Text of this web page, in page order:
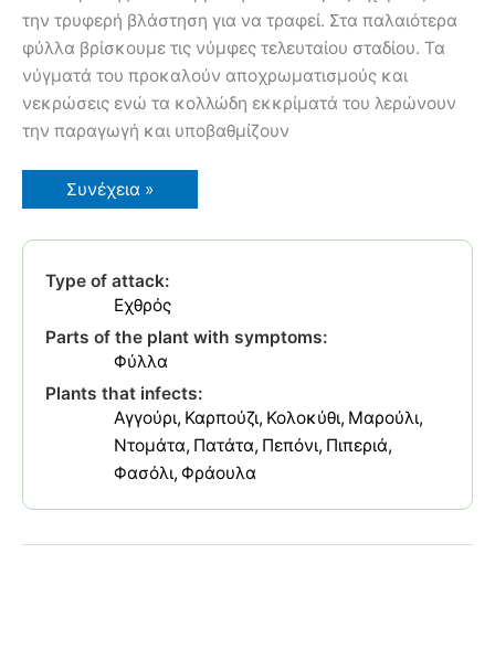
την τρυφερή βλάστηση για να τραφεί. Στα παλαιότερα
φύλλα βρίσκουμε τις νύμφες τελευταίου σταδίου. Τα
νύγματά του προκαλούν αποχρωματισμούς και
νεκρώσεις ενώ τα κολλώδη εκκρίματά του λερώνουν
την παραγωγή και υποβαθμίζουν
Αλευρώδης
των
Συνέχεια »
Type of attack:
Εχθρός
Parts of the plant with symptoms:
Φύλλα
Plants that infects:
Αγγούρι Καρπούζι Κολοκύθι Μαρούλι
Ντομάτα Πατάτα Πεπόνι Πιπεριά
Φασόλι Φράουλα